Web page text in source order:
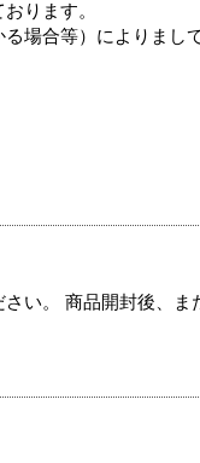
ります。
場合等）によりまし
い。 商品開封後、ま